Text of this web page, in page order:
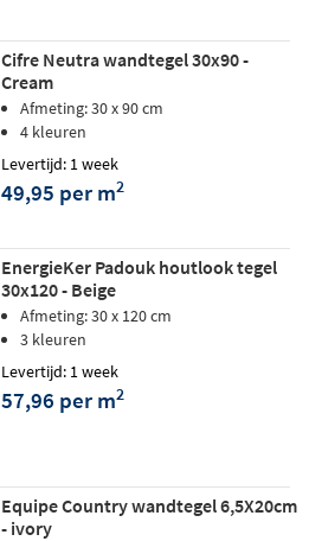
Cifre Neutra wandtegel 30x90 -
Cream
Afmeting: 30 x 90 cm
4 kleuren
Levertijd: 1 week
49,95 per m2
EnergieKer Padouk houtlook tegel
30x120 - Beige
Afmeting: 30 x 120 cm
3 kleuren
Levertijd: 1 week
57,96 per m2
Equipe Country wandtegel 6,5X20cm
- ivory